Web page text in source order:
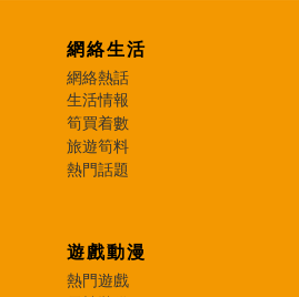
網絡生活
網絡熱話
生活情報
筍買着數
旅遊筍料
熱門話題
遊戲動漫
熱門遊戲